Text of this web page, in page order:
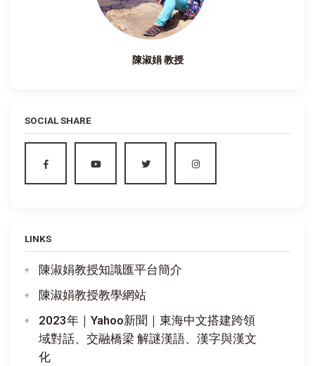
陳淑娟 教授
SOCIAL SHARE
LINKS
陳淑娟教授知識匯平台簡介
陳淑娟教授教學網站
2023年｜Yahoo新聞｜東海中文搭建跨領
域對話、交融橋梁 解謎漢語、漢字與漢文
化